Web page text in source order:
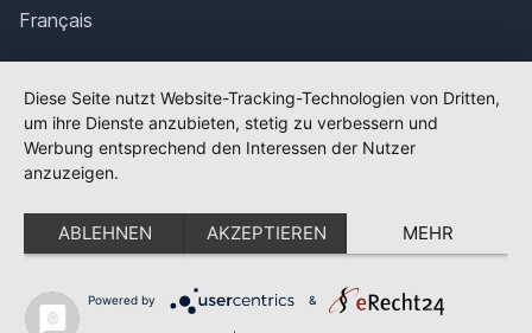
Français
Polska
Português
Nederlands
Svenska
Diese Seite nutzt Website-Tracking-Technologien von Dritten,
um ihre Dienste anzubieten, stetig zu verbessern und
Werbung entsprechend den Interessen der Nutzer
anzuzeigen.
ABLEHNEN AKZEPTIEREN MEHR
Powered by &